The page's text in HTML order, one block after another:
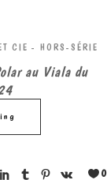
CIE - HORS-SÉRIE
au Viala du
0